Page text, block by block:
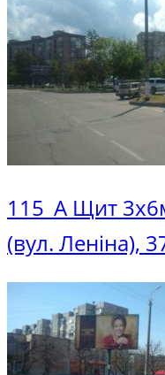
115_A Щит
(вул. Леніна),